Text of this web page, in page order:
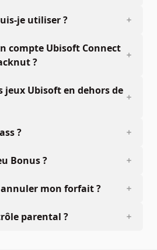
je utiliser ?
compte Ubisoft Connect
?
jeux Ubisoft en dehors de
?
Bonus ?
mon forfait ?
parental ?